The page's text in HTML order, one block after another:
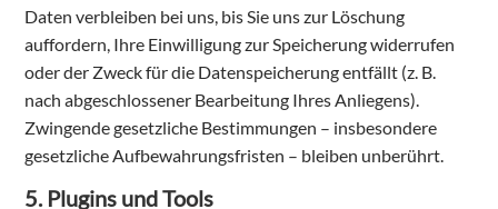
Daten verbleiben bei uns, bis Sie uns zur Löschung
auffordern, Ihre Einwilligung zur Speicherung widerrufen
oder der Zweck für die Datenspeicherung entfällt (z. B.
nach abgeschlossener Bearbeitung Ihres Anliegens).
Zwingende gesetzliche Bestimmungen – insbesondere
gesetzliche Aufbewahrungsfristen – bleiben unberührt.
5. Plugins und Tools